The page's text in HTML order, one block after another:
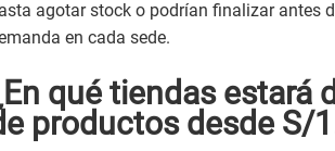
agotar stock o podrían finalizar antes
en cada sede.
qué tiendas estará
productos desde S/